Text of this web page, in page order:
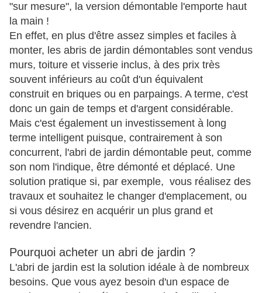
"sur mesure", la version démontable l'emporte haut
la main !
En effet, en plus d'être assez simples et faciles à
monter, les abris de jardin démontables sont vendus
murs, toiture et visserie inclus, à des prix très
souvent inférieurs au coût d'un équivalent
construit en briques ou en parpaings. A terme, c'est
donc un gain de temps et d'argent considérable.
Mais c'est également un investissement à long
terme intelligent puisque, contrairement à son
concurrent, l'abri de jardin démontable peut, comme
son nom l'indique, être démonté et déplacé. Une
solution pratique si, par exemple, vous réalisez des
travaux et souhaitez le changer d'emplacement, ou
si vous désirez en acquérir un plus grand et
revendre l'ancien.
Pourquoi acheter un abri de jardin ?
L'abri de jardin est la solution idéale à de nombreux
besoins. Que vous ayez besoin d'un espace de